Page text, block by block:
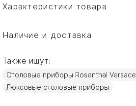
Характеристики товара
Тип товара
Ложка
Бренд
Страна производителя
Материал
Золото
11см
Наличие и доставка
Также ищут:
Столовые приборы Rosenthal Versace
Люксовые столовые приборы